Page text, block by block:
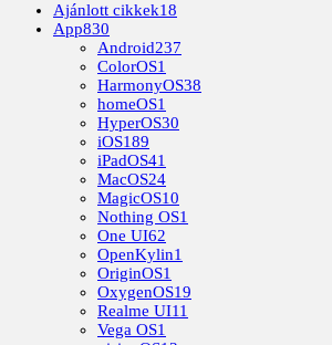
Ajánlott cikkek18
App830
Android237
ColorOS1
HarmonyOS38
homeOS1
HyperOS30
iOS189
iPadOS41
MacOS24
MagicOS10
Nothing OS1
One UI62
OpenKylin1
OriginOS1
OxygenOS19
Realme UI11
Vega OS1